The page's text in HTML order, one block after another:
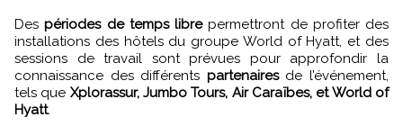
Despériodes de temps librepermettront de profiter des
installations des hôtels du groupe World of Hyatt, et des
sessions de travail sont prévues pour approfondir la
connaissance des différents partenaires de l’événement,
tels que Xplorassur, Jumbo Tours, Air Caraïbes, et World of
Hyatt.